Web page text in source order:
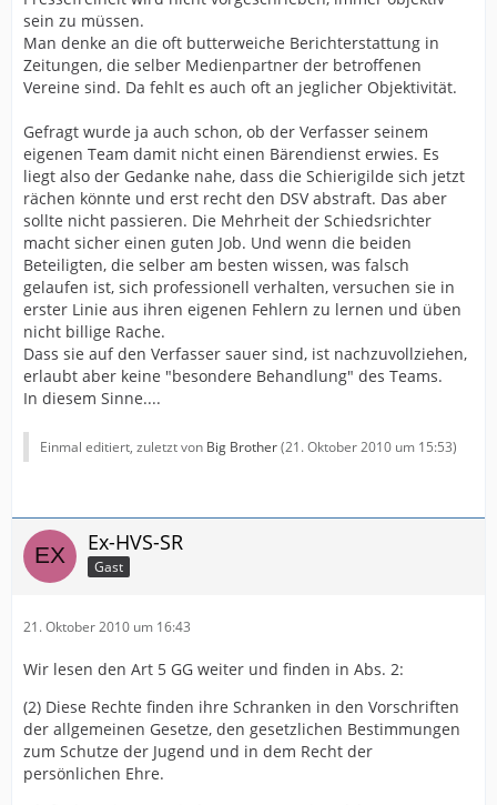
sein zu müssen.
Man denke an die oft butterweiche Berichterstattung in
Zeitungen, die selber Medienpartner der betroffenen
Vereine sind. Da fehlt es auch oft an jeglicher Objektivität.
Gefragt wurde ja auch schon, ob der Verfasser seinem
eigenen Team damit nicht einen Bärendienst erwies. Es
liegt also der Gedanke nahe, dass die Schierigilde sich jetzt
rächen könnte und erst recht den DSV abstraft. Das aber
sollte nicht passieren. Die Mehrheit der Schiedsrichter
macht sicher einen guten Job. Und wenn die beiden
Beteiligten, die selber am besten wissen, was falsch
gelaufen ist, sich professionell verhalten, versuchen sie in
erster Linie aus ihren eigenen Fehlern zu lernen und üben
nicht billige Rache.
Dass sie auf den Verfasser sauer sind, ist nachzuvollziehen,
erlaubt aber keine "besondere Behandlung" des Teams.
In diesem Sinne....
Einmal editiert, zuletzt von Big Brother(21. Oktober 2010 um 15:53)
Ex-HVS-SR
Gast
21. Oktober 2010 um 16:43
Wir lesen den Art 5 GG weiter und finden in Abs. 2:
(2) Diese Rechte finden ihre Schranken in den Vorschriften
der allgemeinen Gesetze, den gesetzlichen Bestimmungen
zum Schutze der Jugend und in dem Recht der
persönlichen Ehre.